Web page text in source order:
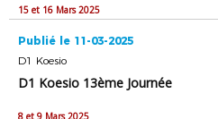
15 et 16 Mars 2025
Publié le 11-03-2025
D1 Koesio
D1 Koesio 13ème Journée
8 et 9 Mars 2025